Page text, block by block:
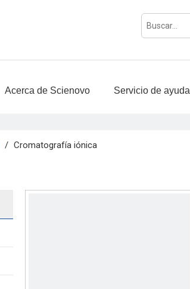
Acerca de Scienovo Servicio de ayuda
/ Cromatografía iónica